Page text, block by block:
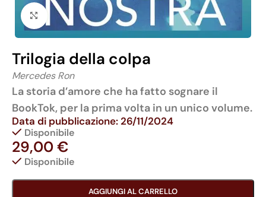
Click to enlarge
Trilogia della colpa
Mercedes Ron
La storia d’amore che ha fatto sognare il
BookTok, per la prima volta in un unico volume.
Data di pubblicazione: 26/11/2024
Disponibile
29,00€
Disponibile
AGGIUNGI AL CARRELLO